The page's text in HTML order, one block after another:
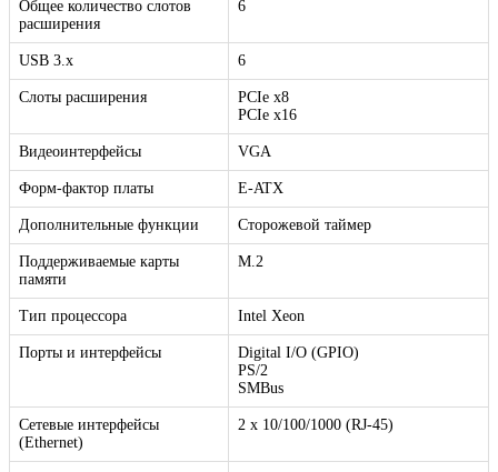
Общее количество слотов
расширения
6
USB 3.x 6
Слоты расширения
PCIe x8
PCIe x16
Видеоинтерфейсы VGA
Форм-фактор платы E-ATX
Дополнительные функции Сторожевой таймер
Поддерживаемые карты
памяти
M.2
Тип процессора Intel Xeon
Порты и интерфейсы
Digital I/O (GPIO)
PS/2
SMBus
Сетевые интерфейсы
(Ethernet)
2 x 10/100/1000 (RJ-45)